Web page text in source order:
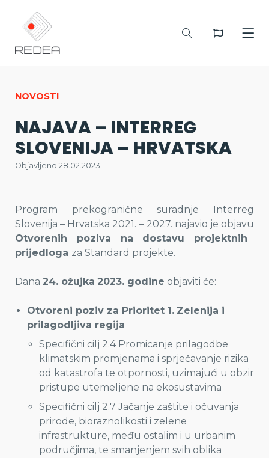
NOVOSTI
NAJAVA – INTERREG
SLOVENIJA – HRVATSKA
Objavljeno 28.02.2023
Program prekogranične suradnje Interreg
Slovenija – Hrvatska 2021. – 2027. najavio je objavu
Otvorenih poziva na dostavu projektnih
prijedloga za Standard projekte.
Dana 24. ožujka 2023. godine objaviti će:
Otvoreni poziv za Prioritet 1. Zelenija i
prilagodljiva regija
Specifični cilj 2.4 Promicanje prilagodbe
klimatskim promjenama i sprječavanje rizika
od katastrofa te otpornosti, uzimajući u obzir
pristupe utemeljene na ekosustavima
Specifični cilj 2.7 Jačanje zaštite i očuvanja
prirode, bioraznolikosti i zelene
infrastrukture, među ostalim i u urbanim
područjima, te smanjenjem svih oblika